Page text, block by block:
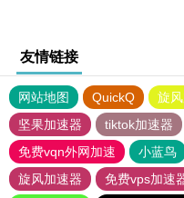
友情链接
网站地图 QuickQ 旋
坚果加速器
tiktok加速器
免费vqn外网加速
小蓝鸟
旋风加速器
免费vps加速